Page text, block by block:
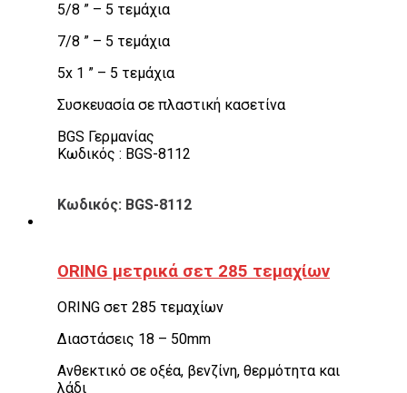
5/8 ” – 5 τεμάχια
7/8 ” – 5 τεμάχια
5x 1 ” – 5 τεμάχια
Συσκευασία σε πλαστική κασετίνα
BGS Γερμανίας
Κωδικός : BGS-8112
Κωδικός: BGS-8112
ORING μετρικά σετ 285 τεμαχίων
ORING σετ 285 τεμαχίων
Διαστάσεις 18 – 50mm
Ανθεκτικό σε οξέα, βενζίνη, θερμότητα και
λάδι